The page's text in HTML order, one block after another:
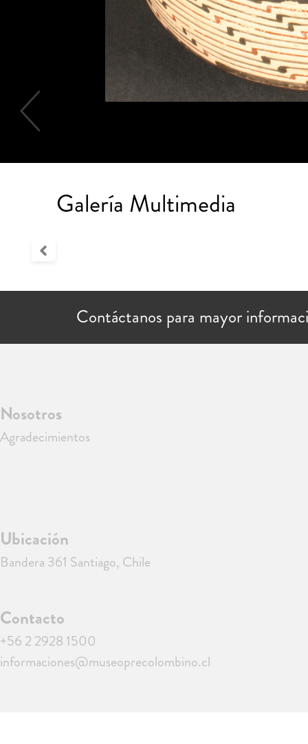
Galería Multimedia
Contáctanos para mayor
Nosotros
Agradecimientos
Ubicación
Bandera 361 Santiago, Chile
Contacto
+56 2 2928 1500
informaciones@museoprecolombino.cl